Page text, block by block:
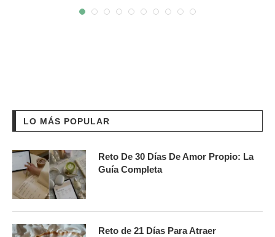
LO MÁS POPULAR
Reto De 30 Días De Amor Propio: La
Guía Completa
Reto de 21 Días Para Atraer